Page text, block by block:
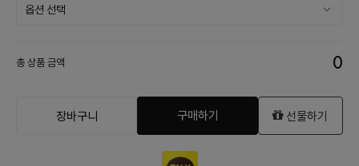
총 상품 금액 0
장바구니 구매하기 선물하기